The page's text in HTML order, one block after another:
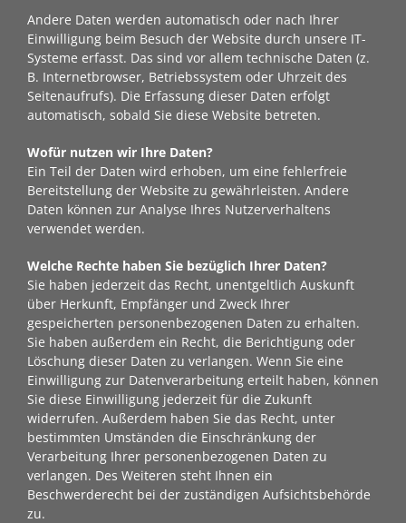
Andere Daten werden automatisch oder nach Ihrer
Einwilligung beim Besuch der Website durch unsere IT-
Systeme erfasst. Das sind vor allem technische Daten (z.
B. Internetbrowser, Betriebssystem oder Uhrzeit des
Seitenaufrufs). Die Erfassung dieser Daten erfolgt
automatisch, sobald Sie diese Website betreten.
Wofür nutzen wir Ihre Daten?
Ein Teil der Daten wird erhoben, um eine fehlerfreie
Bereitstellung der Website zu gewährleisten. Andere
Daten können zur Analyse Ihres Nutzerverhaltens
verwendet werden.
Welche Rechte haben Sie bezüglich Ihrer Daten?
Sie haben jederzeit das Recht, unentgeltlich Auskunft
über Herkunft, Empfänger und Zweck Ihrer
gespeicherten personenbezogenen Daten zu erhalten.
Sie haben außerdem ein Recht, die Berichtigung oder
Löschung dieser Daten zu verlangen. Wenn Sie eine
Einwilligung zur Datenverarbeitung erteilt haben, können
Sie diese Einwilligung jederzeit für die Zukunft
widerrufen. Außerdem haben Sie das Recht, unter
bestimmten Umständen die Einschränkung der
Verarbeitung Ihrer personenbezogenen Daten zu
verlangen. Des Weiteren steht Ihnen ein
Beschwerderecht bei der zuständigen Aufsichtsbehörde
zu.